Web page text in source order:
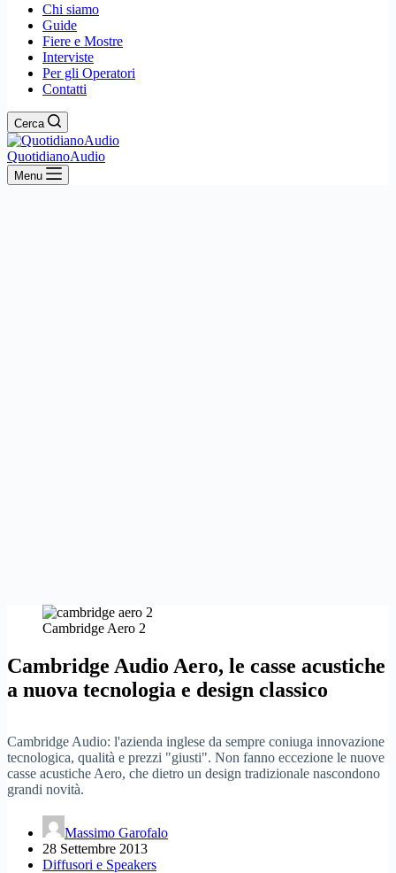
Chi siamo
Guide
Fiere e Mostre
Interviste
Per gli Operatori
Contatti
Cerca
QuotidianoAudio
Menu
Cambridge Aero 2
Cambridge Audio Aero, le casse acustiche
a nuova tecnologia e design classico
Cambridge Audio: l'azienda inglese da sempre coniuga innovazione
tecnologica, qualità e prezzi "giusti". Non fanno eccezione le nuove
casse acustiche Aero, che dietro un design tradizionale nascondono
grandi novità.
Massimo Garofalo
28 Settembre 2013
Diffusori e Speakers